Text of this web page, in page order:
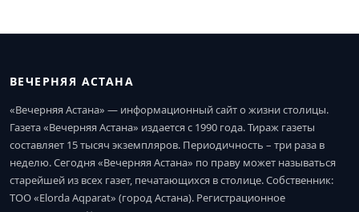
ВЕЧЕРНЯЯ АСТАНА
«Вечерняя Астана» — информационный сайт о жизни столицы.
Газета «Вечерняя Астана» издается с 1990 года. Тираж газеты
составляет 15 тысяч экземпляров. Периодичность – три раза в
неделю. Сегодня «Вечерняя Астана» по праву может называться
старейшей из всех газет, печатающихся в столице. Собственник:
ТОО «Elorda Aqparat» (город Астана). Регистрационное